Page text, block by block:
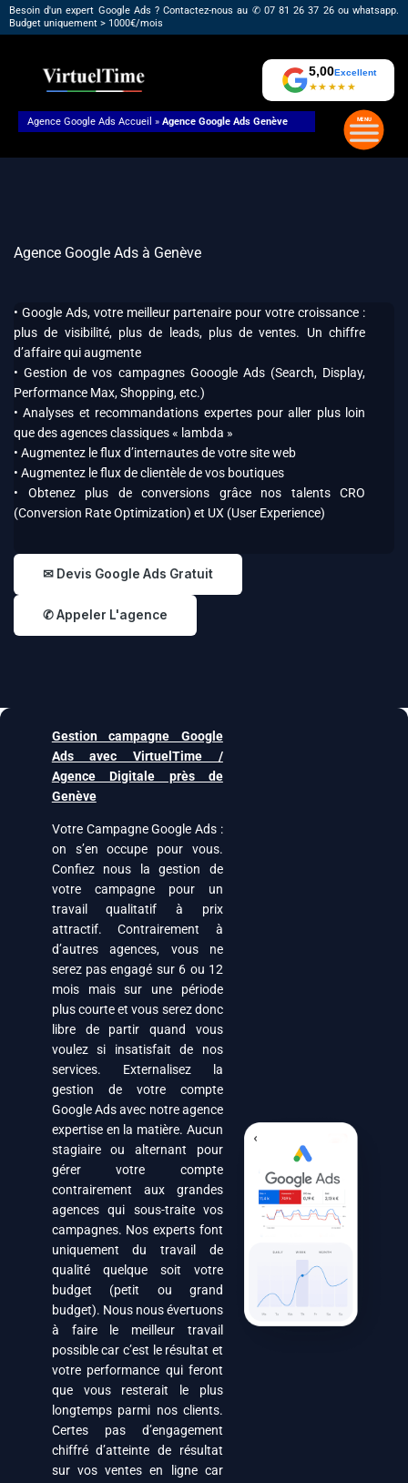
Besoin d'un expert Google Ads ? Contactez-nous au ✆ 07 81 26 37 26 ou whatsapp.
Budget uniquement > 1000€/mois
Aller
au
contenu
Agence Google Ads Accueil » Agence Google Ads Genève
Agence Google Ads à Genève
• Google Ads, votre meilleur partenaire pour votre croissance :
plus de visibilité, plus de leads, plus de ventes. Un chiffre
d’affaire qui augmente
• Gestion de vos campagnes Gooogle Ads (Search, Display,
Performance Max, Shopping, etc.)
• Analyses et recommandations expertes pour aller plus loin
que des agences classiques « lambda »
• Augmentez le flux d’internautes de votre site web
• Augmentez le flux de clientèle de vos boutiques
• Obtenez plus de conversions grâce nos talents CRO
(Conversion Rate Optimization) et UX (User Experience)
✉ Devis Google Ads Gratuit
✆ Appeler L'agence
Gestion campagne Google
Ads avec VirtuelTime /
Agence Digitale près de
Genève
Votre Campagne Google Ads :
on s’en occupe pour vous.
Confiez nous la gestion de
votre campagne pour un
travail qualitatif à prix
attractif. Contrairement à
d’autres agences, vous ne
serez pas engagé sur 6 ou 12
mois mais sur une période
plus courte et vous serez donc
libre de partir quand vous
voulez si insatisfait de nos
services. Externalisez la
gestion de votre compte
Google Ads avec notre agence
expertise en la matière. Aucun
stagiaire ou alternant pour
gérer votre compte
contrairement aux grandes
agences qui sous-traite vos
campagnes. Nos experts font
uniquement du travail de
qualité quelque soit votre
budget (petit ou grand
budget). Nous nous évertuons
à faire le meilleur travail
possible car c’est le résultat et
votre performance qui feront
que vous resterait le plus
longtemps parmi nos clients.
Certes pas d’engagement
chiffré d’atteinte de résultat
sur vos ventes en ligne car
5,00Excellent
★★★★★